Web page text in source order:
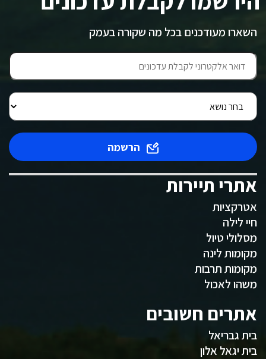
השארו מעודכנים בכל מה שקורה בעמק
הרשמה
אתרי תיירות
אטרקציות
חיי לילה
מסלולי טיול
מקומות לינה
מקומות תרבות
משהו לאכול
אתרים חשובים
בית גבריאל
בית יגאל אלון